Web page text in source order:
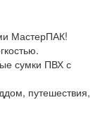
МастерПАК!
сумки ПВХ с
путешествия,